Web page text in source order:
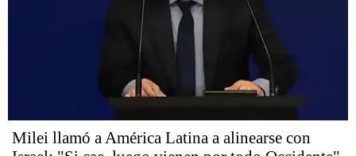
Milei llamó a América Latina a alinearse con